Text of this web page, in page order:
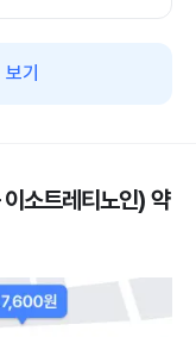
기
소트레티노인) 약